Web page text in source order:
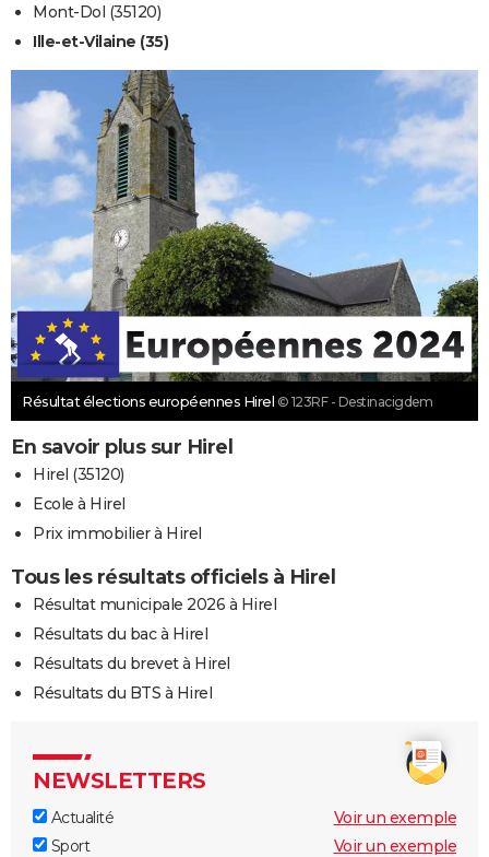
Mont-Dol (35120)
Ille-et-Vilaine (35)
Résultat élections européennes Hirel © 123RF - Destinacigdem
En savoir plus sur Hirel
Hirel (35120)
Ecole à Hirel
Prix immobilier à Hirel
Tous les résultats officiels à Hirel
Résultat municipale 2026 à Hirel
Résultats du bac à Hirel
Résultats du brevet à Hirel
Résultats du BTS à Hirel
NEWSLETTERS
Actualité
Voir un exemple
Sport
Voir un exemple